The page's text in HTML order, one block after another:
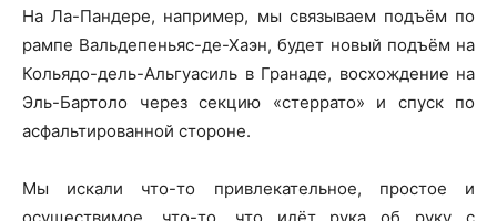
На Ла-Пандере, например, мы связываем подъём по
рампе Вальдепеньяс-де-Хаэн, будет новый подъём на
Кольядо-дель-Альгуасиль в Гранаде, восхождение на
Эль-Бартоло через секцию «стеррато» и спуск по
асфальтированной стороне.
Мы искали что-то привлекательное, простое и
осуществимое, что-то, что идёт рука об руку с